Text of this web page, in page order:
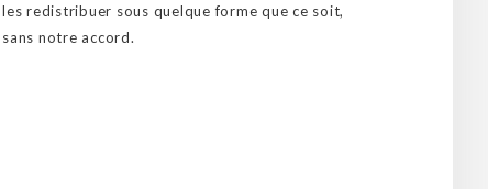
les redistribuer sous quelque forme que ce soit,
sans notre accord.